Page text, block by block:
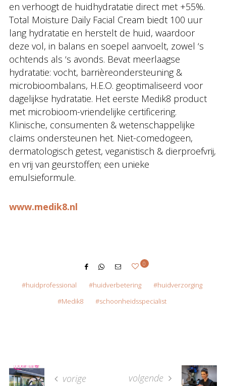
en verhoogt de huidhydratatie direct met +55%.
Total Moisture Daily Facial Cream biedt 100 uur
lang hydratatie en herstelt de huid, waardoor
deze vol, in balans en soepel aanvoelt, zowel ‘s
ochtends als ‘s avonds. Bevat meerlaagse
hydratatie: vocht, barrièreondersteuning &
microbioombalans, H.E.O. geoptimaliseerd voor
dagelijkse hydratatie. Het eerste Medik8 product
met microbioom-vriendelijke certificering.
Klinische, consumenten & wetenschappelijke
claims ondersteunen het. Niet-comedogeen,
dermatologisch getest, veganistisch & dierproefvrij,
en vrij van geurstoffen; een unieke
emulsieformule.
www.medik8.nl
0
huidprofessional huidverbetering
huidverzorging
Medik8
schoonheidsspecialist
vorige volgende